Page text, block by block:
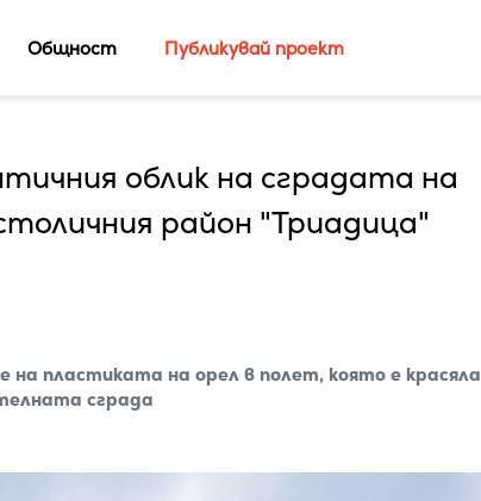
Общност Публикувай проект
облик на сградата на
район "Триадица"
на пластиката на орел в полет, която е красяла
сграда